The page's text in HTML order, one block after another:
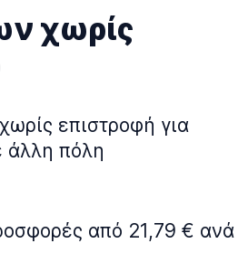
χωρίς
επιστροφή για
άλλη πόλη
από 21,79 € ανά